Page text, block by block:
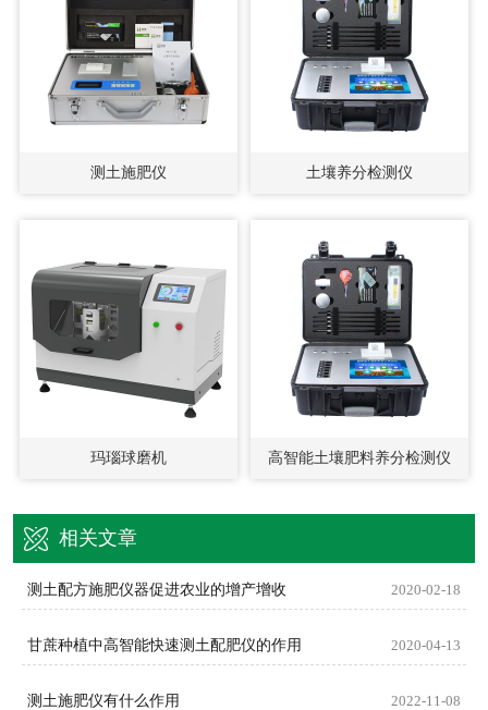
测土施肥仪 土壤养分检测仪
玛瑙球磨机 高智能土壤肥料养分检测仪
相关文章
测土配方施肥仪器促进农业的增产增收 2020-02-18
甘蔗种植中高智能快速测土配肥仪的作用 2020-04-13
测土施肥仪有什么作用 2022-11-08